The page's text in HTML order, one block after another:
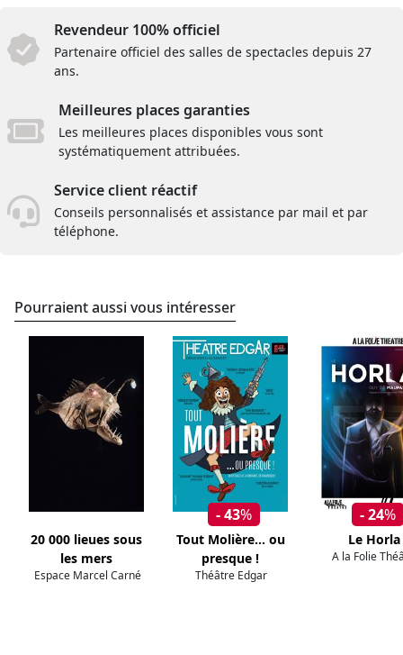
Revendeur 100% officiel
Partenaire officiel des salles de spectacles depuis 27
ans.
Meilleures places garanties
Les meilleures places disponibles vous sont
systématiquement attribuées.
Service client réactif
Conseils personnalisés et assistance par mail et par
téléphone.
Pourraient aussi vous intéresser
20 000 lieues sous
les mers
Espace Marcel Carné
- 43%
Tout Molière... ou
presque !
Théâtre Edgar
- 24%
Le Horla
A la Folie